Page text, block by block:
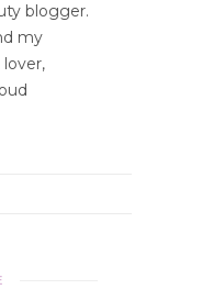
blogger.
my
lover,